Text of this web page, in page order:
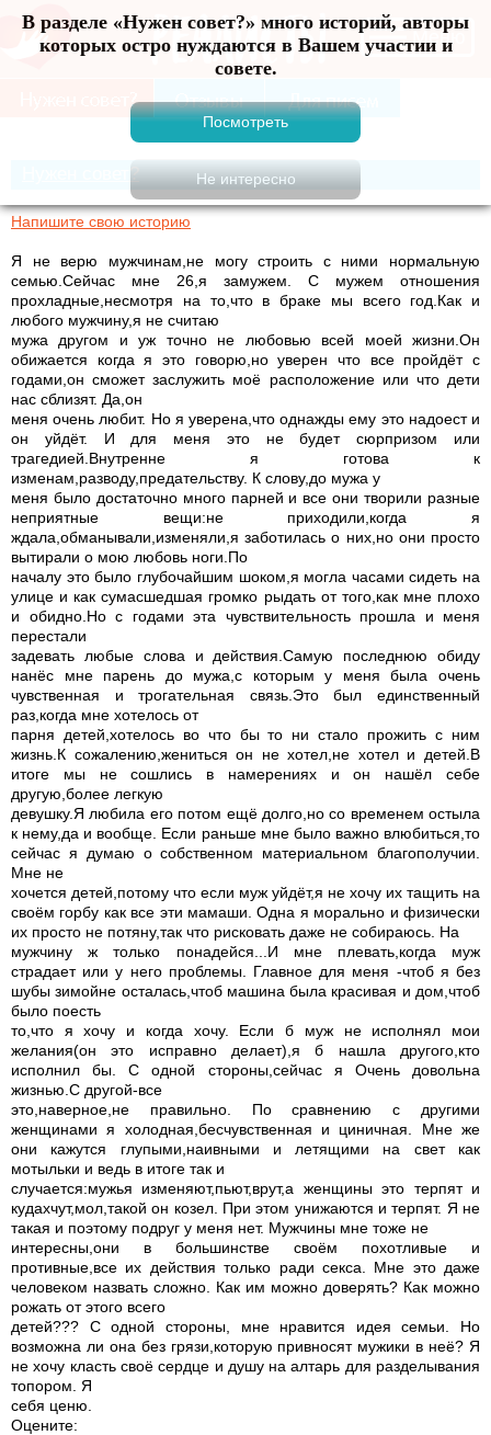
В разделе «Нужен совет?» много историй, авторы
которых остро нуждаются в Вашем участии и
совете.
Меню
Нужен совет?
Напишите свою историю
Я не верю мужчинам,не могу строить с ними нормальную
семью.Сейчас мне 26,я замужем. С мужем отношения
прохладные,несмотря на то,что в браке мы всего год.Как и
любого мужчину,я не считаю
мужа другом и уж точно не любовью всей моей жизни.Он
обижается когда я это говорю,но уверен что все пройдёт с
годами,он сможет заслужить моё расположение или что дети
нас сблизят. Да,он
меня очень любит. Но я уверена,что однажды ему это надоест и
он уйдёт. И для меня это не будет сюрпризом или
трагедией.Внутренне я готова к
изменам,разводу,предательству. К слову,до мужа у
меня было достаточно много парней и все они творили разные
неприятные вещи:не приходили,когда я
ждала,обманывали,изменяли,я заботилась о них,но они просто
вытирали о мою любовь ноги.По
началу это было глубочайшим шоком,я могла часами сидеть на
улице и как сумасшедшая громко рыдать от того,как мне плохо
и обидно.Но с годами эта чувствительность прошла и меня
перестали
задевать любые слова и действия.Самую последнюю обиду
нанёс мне парень до мужа,с которым у меня была очень
чувственная и трогательная связь.Это был единственный
раз,когда мне хотелось от
парня детей,хотелось во что бы то ни стало прожить с ним
жизнь.К сожалению,жениться он не хотел,не хотел и детей.В
итоге мы не сошлись в намерениях и он нашёл себе
другую,более легкую
девушку.Я любила его потом ещё долго,но со временем остыла
к нему,да и вообще. Если раньше мне было важно влюбиться,то
сейчас я думаю о собственном материальном благополучии.
Мне не
хочется детей,потому что если муж уйдёт,я не хочу их тащить на
своём горбу как все эти мамаши. Одна я морально и физически
их просто не потяну,так что рисковать даже не собираюсь. На
мужчину ж только понадейся...И мне плевать,когда муж
страдает или у него проблемы. Главное для меня -чтоб я без
шубы зимойне осталась,чтоб машина была красивая и дом,чтоб
было поесть
то,что я хочу и когда хочу. Если б муж не исполнял мои
желания(он это исправно делает),я б нашла другого,кто
исполнил бы. С одной стороны,сейчас я Очень довольна
жизнью.С другой-все
это,наверное,не правильно. По сравнению с другими
женщинами я холодная,бесчувственная и циничная. Мне же
они кажутся глупыми,наивными и летящими на свет как
мотыльки и ведь в итоге так и
случается:мужья изменяют,пьют,врут,а женщины это терпят и
кудахчут,мол,такой он козел. При этом унижаются и терпят. Я не
такая и поэтому подруг у меня нет. Мужчины мне тоже не
интересны,они в большинстве своём похотливые и
противные,все их действия только ради секса. Мне это даже
человеком назвать сложно. Как им можно доверять? Как можно
рожать от этого всего
детей??? С одной стороны, мне нравится идея семьи. Но
возможна ли она без грязи,которую привносят мужики в неё? Я
не хочу класть своё сердце и душу на алтарь для разделывания
топором. Я
себя ценю.
Оцените: